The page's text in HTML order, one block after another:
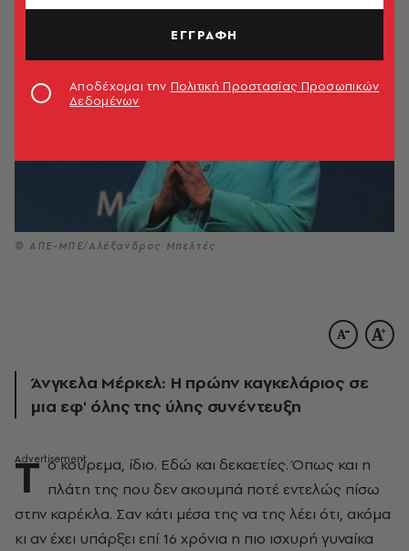
© ΑΠΕ-ΜΠΕ/Αλέξανδρος Μπελτές
Άνγκελα Μέρκελ: Η πρώην καγκελάριος σε
μια εφ' όλης της ύλης συνέντευξη
Τ ο κούρεμα, ίδιο. Εδώ και δεκαετίες. Όπως και η
πλάτη της που δεν ακουμπά ποτέ εντελώς πίσω
στην καρέκλα. Σαν κάτι μέσα της να της λέει ότι, ακόμα
κι αν έχει υπάρξει επί 16 χρόνια η πιο ισχυρή γυναίκα
ΕΓΓΡΑΦΗ
Αποδέχομαι την Πολιτική Προστασίας Προσωπικών
Δεδομένων